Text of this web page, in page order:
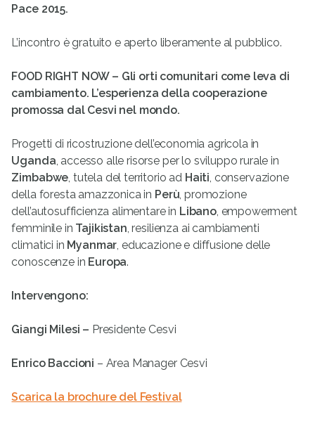
Pace 2015.
L’incontro è gratuito e aperto liberamente al pubblico.
FOOD RIGHT NOW – Gli orti comunitari come leva di
cambiamento. L’esperienza della cooperazione
promossa dal Cesvi nel mondo.
Progetti di ricostruzione dell’economia agricola in
Uganda, accesso alle risorse per lo sviluppo rurale in
Zimbabwe, tutela del territorio ad Haiti, conservazione
della foresta amazzonica in Perù, promozione
dell’autosufficienza alimentare in Libano, empowerment
femminile in Tajikistan, resilienza ai cambiamenti
climatici in Myanmar, educazione e diffusione delle
conoscenze in Europa.
Intervengono:
Giangi Milesi – Presidente Cesvi
Enrico Baccioni – Area Manager Cesvi
Scarica la brochure del Festival